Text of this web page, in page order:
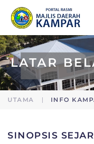
Skip to main content
LATAR
UTAMA INFO
SINOPSIS